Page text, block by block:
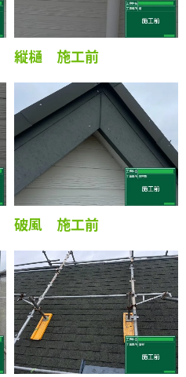
縦樋 施工前
破風 施工前